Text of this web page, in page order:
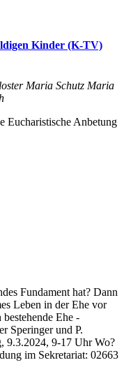
Kinder (K-TV)
Maria Schutz Maria
Eucharistische Anbetung
Fundament hat? Dann
Leben in der Ehe vor
Ehe -
Speringer und P.
9.3.2024, 9-17 Uhr Wo?
im Sekretariat: 02663